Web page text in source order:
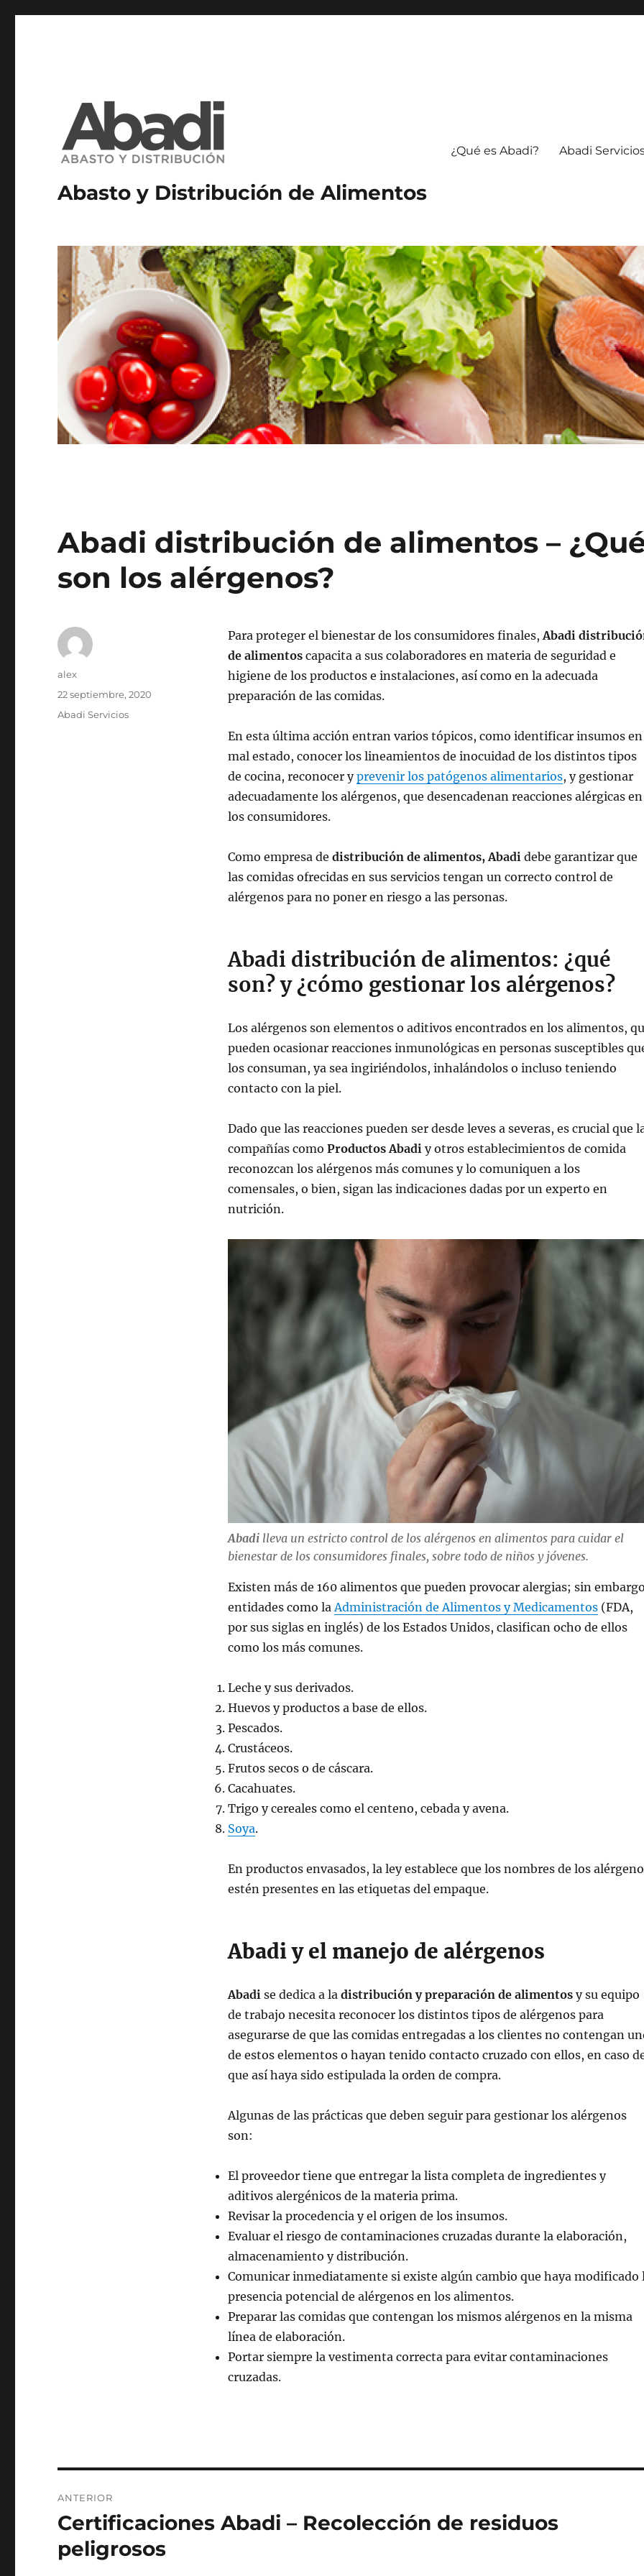
Abasto y Distribución de Alimentos
¿Qué es Abadi? Abadi
Abadi distribución de alimentos –
son los alérgenos?
Para proteger el bienestar de los consumidores finales,Abadi
de alimentos capacita a sus colaboradores en materia de seguridad e
higiene de los productos e instalaciones, así como en la adecuada
preparación de las comidas.
En esta última acción entran varios tópicos, como identificar insumos en
mal estado, conocer los lineamientos de inocuidad de los distintos tipos
de cocina, reconocer yprevenir los patógenos alimentarios, y gestionar
adecuadamente los alérgenos, que desencadenan reacciones alérgicas en
los consumidores.
Como empresa de distribución de alimentos, Abadi debe garantizar que
las comidas ofrecidas en sus servicios tengan un correcto control de
alérgenos para no poner en riesgo a las personas.
Abadi distribución de alimentos: ¿qué
son? y ¿cómo gestionar los alérgenos?
Los alérgenos son elementos o aditivos encontrados en los alimentos,
pueden ocasionar reacciones inmunológicas en personas susceptibles
los consuman, ya sea ingiriéndolos, inhalándolos o incluso teniendo
contacto con la piel.
Dado que las reacciones pueden ser desde leves a severas, es crucial que
compañías como Productos Abadiy otros establecimientos de comida
reconozcan los alérgenos más comunes y lo comuniquen a los
comensales, o bien, sigan las indicaciones dadas por un experto en
nutrición.
Abadilleva un estricto control de los alérgenos en alimentos para cuidar el
bienestar de los consumidores finales, sobre todo de niños y jóvenes.
Existen más de 160 alimentos que pueden provocar alergias; sin
entidades como la Administración de Alimentos y Medicamentos(FDA,
por sus siglas en inglés) de los Estados Unidos, clasifican ocho de ellos
como los más comunes.
Leche y sus derivados.
Huevos y productos a base de ellos.
Pescados.
Crustáceos.
Frutos secos o de cáscara.
Cacahuates.
Trigo y cereales como el centeno, cebada y avena.
Soya.
En productos envasados, la ley establece que los nombres de los
estén presentes en las etiquetas del empaque.
Abadi y el manejo de alérgenos
Abadi se dedica a la distribución y preparación de alimentos y su equipo
de trabajo necesita reconocer los distintos tipos de alérgenos para
asegurarse de que las comidas entregadas a los clientes no contengan
de estos elementos o hayan tenido contacto cruzado con ellos, en caso
que así haya sido estipulada la orden de compra.
Algunas de las prácticas que deben seguir para gestionar los alérgenos
son:
El proveedor tiene que entregar la lista completa de ingredientes y
aditivos alergénicos de la materia prima.
Revisar la procedencia y el origen de los insumos.
Evaluar el riesgo de contaminaciones cruzadas durante la elaboración,
almacenamiento y distribución.
Comunicar inmediatamente si existe algún cambio que haya modificado
presencia potencial de alérgenos en los alimentos.
Preparar las comidas que contengan los mismos alérgenos en la misma
línea de elaboración.
Portar siempre la vestimenta correcta para evitar contaminaciones
cruzadas.
Autor
alex
Publicado
el
22 septiembre, 2020
Categorías
Abadi Servicios
de
entradas
ANTERIOR
Entrada
anterior:
Certificaciones Abadi – Recolección de residuos
peligrosos